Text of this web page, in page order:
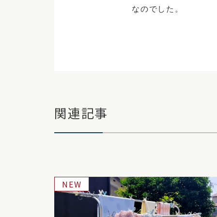
なのでした。
関連記事
NEW